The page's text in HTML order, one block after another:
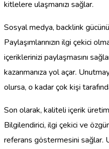
kitlelere ulaşmanızı sağlar.
Sosyal medya, backlink
Paylaşımlarınızın ilgi çekici
içeriklerinizi paylaşmasını
kazanmanıza yol açar.
olursa, o kadar çok kişi
Son olarak, kaliteli içerik
Bilgilendirici, ilgi çekici ve
referans göstermesini sağlar.